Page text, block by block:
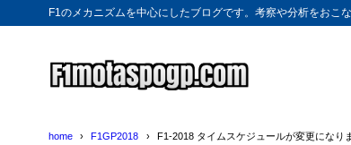
F1のメカニズムを中心にしたブログです。考察や分析をおこな
home F1GP2018 F1-2018 タイムスケジュールが変更になり